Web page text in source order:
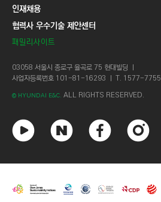
인재채용
협력사 우수기술 제안센터
패밀리사이트
03058 서울시 종로구 율곡로 75 현대빌딩 ㅣ
사업자등록번호 101-81-16293 ㅣ T. 1577-7755
© HYUNDAI E&C. ALL RIGHTS RESERVED.
튜
브
이
이
스
북
스
타